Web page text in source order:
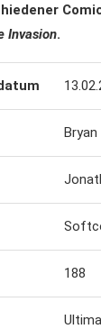
Invasion.
188